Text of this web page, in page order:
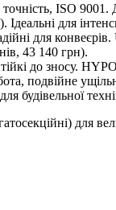
ISO 9001.
Ідеальні для
для
43 140 грн).
до зносу.
подвійне
будівельної
для